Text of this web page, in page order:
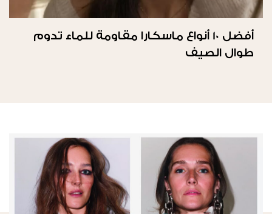
أفضل 10 أنواع ماسكارا مقاومة للماء تدوم
طوال الصيف